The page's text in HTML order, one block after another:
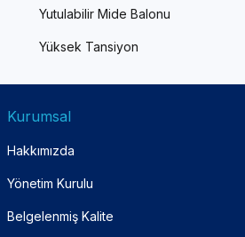
Yutulabilir Mide Balonu
Yüksek Tansiyon
Kurumsal
Hakkımızda
Yönetim Kurulu
Belgelenmiş Kalite